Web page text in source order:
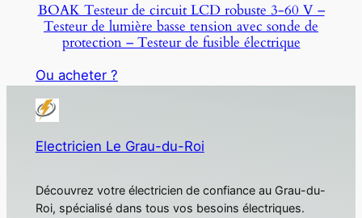
BOAK Testeur de circuit LCD robuste 3-60 V –
Testeur de lumière basse tension avec sonde de
protection – Testeur de fusible électrique
Ou acheter ?
Electricien Le Grau-du-Roi
Découvrez votre électricien de confiance au Grau-du-
Roi, spécialisé dans tous vos besoins électriques.